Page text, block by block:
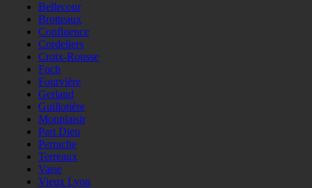
Bellecour
Brotteaux
Confluence
Cordeliers
Croix-Rousse
Foch
Fourvière
Gerland
Guillotière
Monplaisir
Part Dieu
Perrache
Terreaux
Vaise
Vieux Lyon